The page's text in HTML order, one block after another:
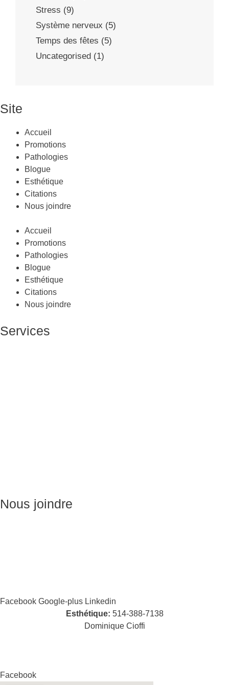
Stress (9)
Système nerveux (5)
Temps des fêtes (5)
Uncategorised (1)
Site
Accueil
Promotions
Pathologies
Blogue
Esthétique
Citations
Nous joindre
Accueil
Promotions
Pathologies
Blogue
Esthétique
Citations
Nous joindre
Services
Nous joindre
Facebook Google-plus Linkedin
Esthétique: 514-388-7138
Dominique Cioffi
Facebook